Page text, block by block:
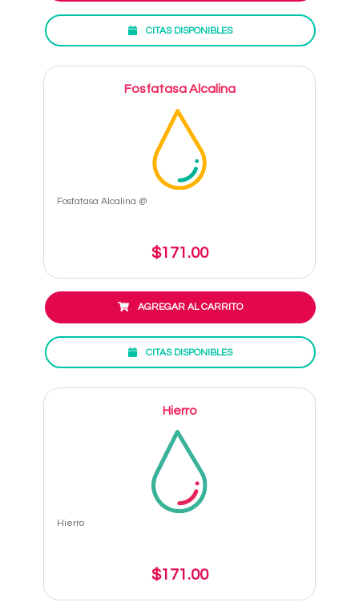
CITAS DISPONIBLES
Fosfatasa Alcalina
Fosfatasa Alcalina @
$171.00
AGREGAR AL CARRITO
CITAS DISPONIBLES
Hierro
Hierro
$171.00